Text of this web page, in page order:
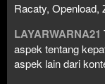
Racaty, Openload,
LAYARWARNA21
aspek tentang
aspek lain dari